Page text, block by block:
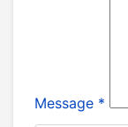
Message *